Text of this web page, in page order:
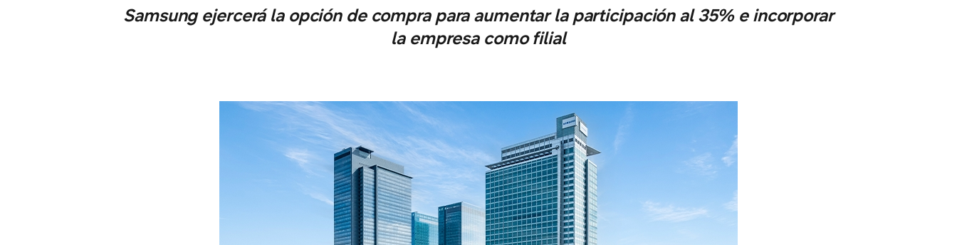
Samsung ejercerá la opción de compra para aumentar la participación al 35% e incorporar
la empresa como filial